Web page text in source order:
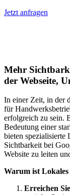
Jetzt anfragen
Mehr
der Webseite,
In einer Zeit, in der
für
erfolgreich zu sein.
Bedeutung einer
bieten spezialisierte
Sichtbarkeit bei
Website zu leiten
Warum ist
Erreichen